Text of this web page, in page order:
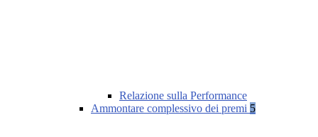
Relazione sulla Performance
Ammontare complessivo dei premi 5